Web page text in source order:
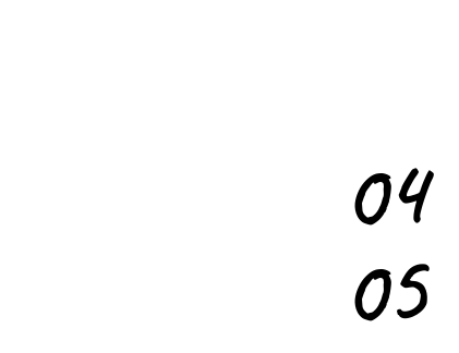
04
05